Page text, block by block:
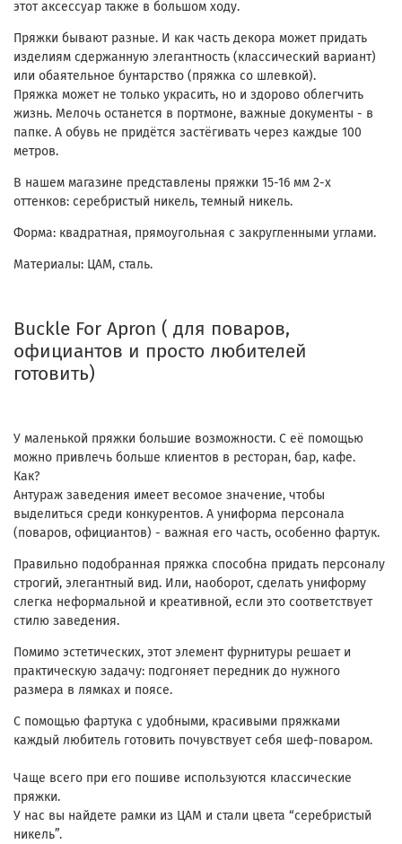
этот аксессуар также в большом ходу.
Пряжки бывают разные. И как часть декора может придать
изделиям сдержанную элегантность (классический вариант)
или обаятельное бунтарство (пряжка со шлевкой).
Пряжка может не только украсить, но и здорово облегчить
жизнь. Мелочь останется в портмоне, важные документы - в
папке. А обувь не придётся застёгивать через каждые 100
метров.
В нашем магазине представлены пряжки 15-16 мм 2-х
оттенков: серебристый никель, темный никель.
Форма: квадратная, прямоугольная с закругленными углами.
Материалы: ЦАМ, сталь.
Buckle For Apron ( для поваров,
официантов и просто любителей
готовить)
У маленькой пряжки большие возможности. С её помощью
можно привлечь больше клиентов в ресторан, бар, кафе.
Как?
Антураж заведения имеет весомое значение, чтобы
выделиться среди конкурентов. А униформа персонала
(поваров, официантов) - важная его часть, особенно фартук.
Правильно подобранная пряжка способна придать персоналу
строгий, элегантный вид. Или, наоборот, сделать униформу
слегка неформальной и креативной, если это соответствует
стилю заведения.
Помимо эстетических, этот элемент фурнитуры решает и
практическую задачу: подгоняет передник до нужного
размера в лямках и поясе.
С помощью фартука с удобными, красивыми пряжками
каждый любитель готовить почувствует себя шеф-поваром.
Чаще всего при его пошиве используются классические
пряжки.
У нас вы найдете рамки из ЦАМ и стали цвета “серебристый
никель”.